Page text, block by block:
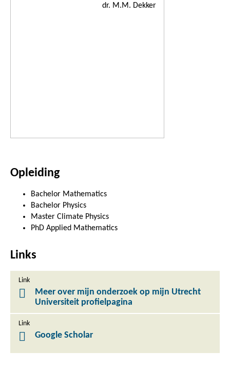
dr. M.M. Dekker
Opleiding
Bachelor Mathematics
Bachelor Physics
Master Climate Physics
PhD Applied Mathematics
Links
Link
Meer over mijn onderzoek op mijn Utrecht
Universiteit profielpagina
Link
Google Scholar